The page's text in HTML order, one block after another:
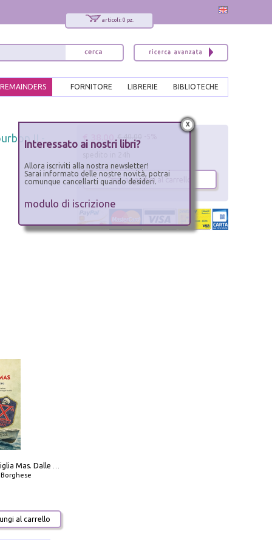
articoli: 0 pz.
BIBLIOTECHE
LIBRERIE
FORNITORE
REMAINDERS
II -
Decima flottiglia Mas. Dalle origini all'armistizio
al carrello
€ 38.00
aggiungi al carrello
x
Interessato ai nostri libri?
Allora iscriviti alla nostra newsletter!
Sarai informato delle nostre novità, potrai
comunque cancellarti quando desideri.
modulo di iscrizione